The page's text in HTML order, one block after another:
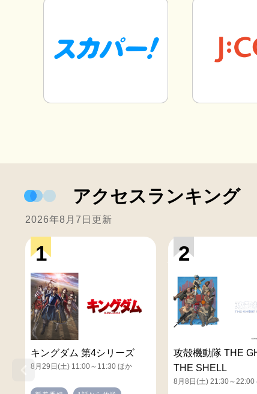
アクセスランキング
2026年8月7日更新
1
キングダム 第4シリーズ
8月29日(土) 11:00～11:30 ほか
2
攻殻機動隊 THE
THE SHELL
8月8日(土) 21:30～22:00